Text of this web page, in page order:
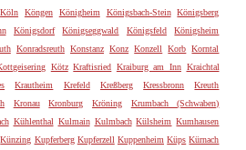
Köln Köngen Königheim Königsbach-Stein
Königsberg
Königsdorf Königseggwald Königsfeld
Königsheim
Konradsreuth Konstanz Konz Konzell Korb Korntal
Kötz Kraftisried Kraiburg am Inn Kraichtal
Krautheim Krefeld Kreßberg Kressbronn
Kreuth
Kronau Kronburg Kröning
Krumbach (Schwaben)
Kühlenthal Kulmain Kulmbach Külsheim Kumhausen
Künzing Kupferberg Kupferzell Kuppenheim Küps Kürnach